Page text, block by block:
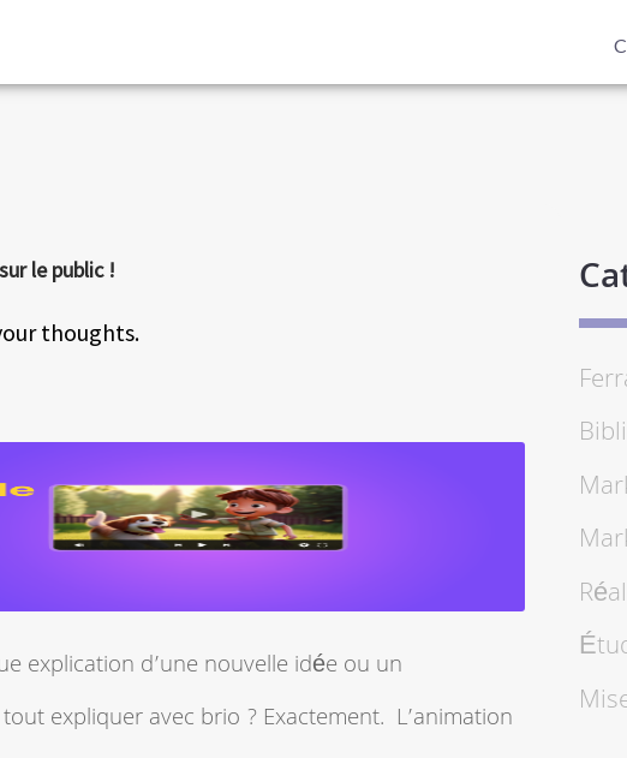
le public !
thoughts.
explication d’une nouvelle idée ou un
expliquer avec brio ? Exactement. L’animation